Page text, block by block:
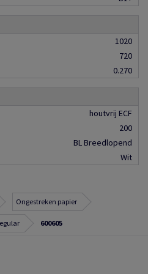
1020
720
0.270
houtvrij ECF
200
BL Breedlopend
Wit
Ongestreken papier
600605